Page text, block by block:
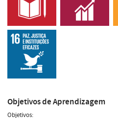
Objetivos de Aprendizagem
Objetivos: